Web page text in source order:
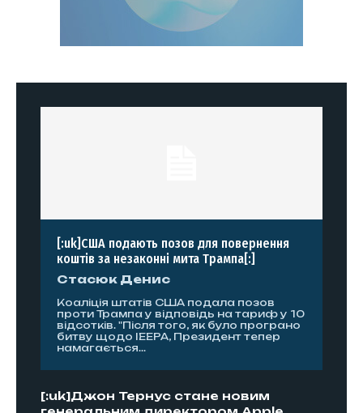
[:uk]США подають позов для повернення
коштів за незаконні мита Трампа[:]
Стасюк Денис
Коаліція штатів США подала позов
проти Трампа у відповідь на тариф у 10
відсотків. "Після того, як було програно
битву щодо IEEPA, Президент тепер
намагається...
[:uk]Джон Тернус стане новим